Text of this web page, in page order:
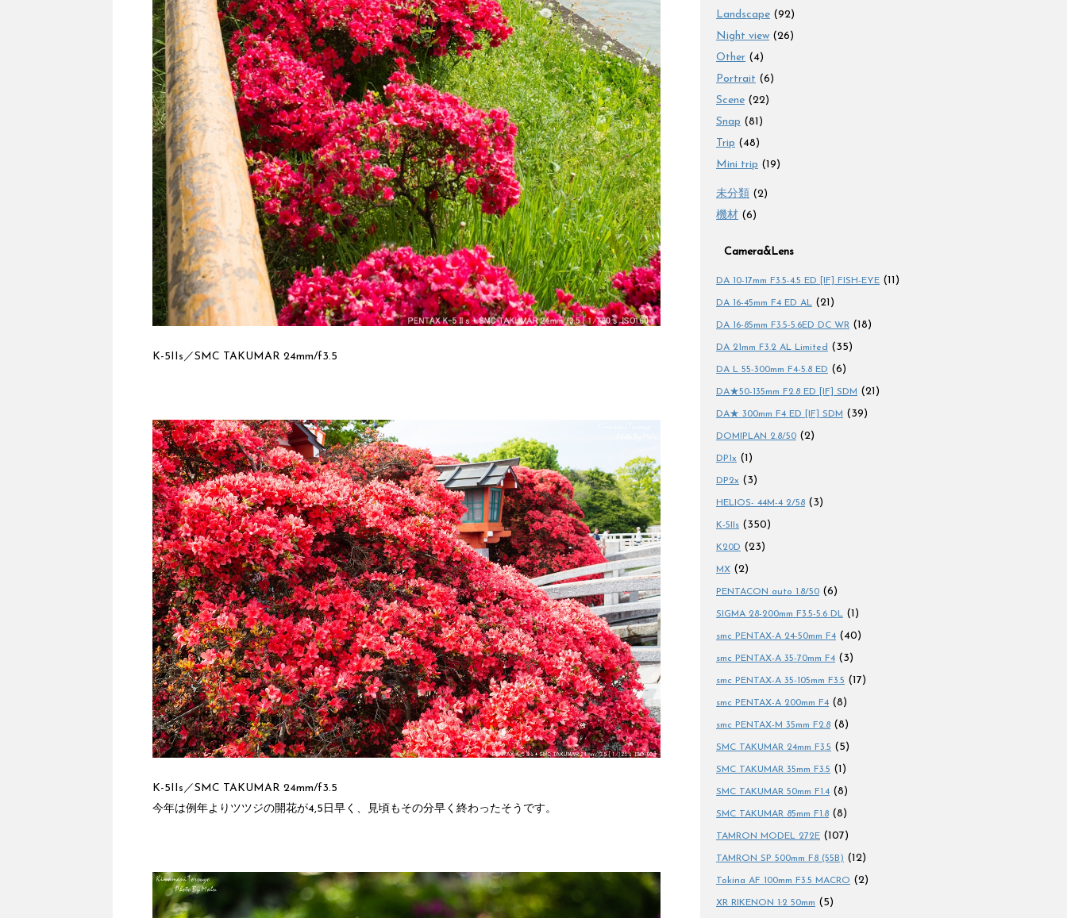
K-5IIs／SMC TAKUMAR 24mm/f3.5
K-5IIs／SMC TAKUMAR 24mm/f3.5
今年は例年よりツツジの開花が4,5日早く、見頃もその分早く終わったそうです。
Landscape (92)
Night view (26)
Other (4)
Portrait (6)
Scene (22)
Snap (81)
Trip (48)
Mini trip (19)
未分類 (2)
機材 (6)
Camera&Lens
DA 10-17mm F3.5-4.5 ED [IF] FISH-EYE (11)
DA 16-45mm F4 ED AL (21)
DA 16-85mm F3.5-5.6ED DC WR (18)
DA 21mm F3.2 AL Limited (35)
DA L 55-300mm F4-5.8 ED (6)
DA★50-135mm F2.8 ED [IF] SDM (21)
DA★ 300mm F4 ED [IF] SDM (39)
DOMIPLAN 2.8/50 (2)
DP1x (1)
DP2x (3)
HELIOS- 44M-4 2/58 (3)
K-5IIs (350)
K20D (23)
MX (2)
PENTACON auto 1.8/50 (6)
SIGMA 28-200mm F3.5-5.6 DL (1)
smc PENTAX-A 24-50mm F4 (40)
smc PENTAX-A 35-70mm F4 (3)
smc PENTAX-A 35-105mm F3.5 (17)
smc PENTAX-A 200mm F4 (8)
smc PENTAX-M 35mm F2.8 (8)
SMC TAKUMAR 24mm F3.5 (5)
SMC TAKUMAR 35mm F3.5 (1)
SMC TAKUMAR 50mm F1.4 (8)
SMC TAKUMAR 85mm F1.8 (8)
TAMRON MODEL 272E (107)
TAMRON SP 500mm F8 (55B) (12)
Tokina AF 100mm F3.5 MACRO (2)
XR RIKENON 1:2 50mm (5)